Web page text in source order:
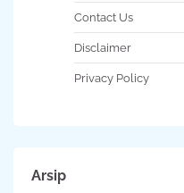
Contact Us
Disclaimer
Privacy Policy
Arsip